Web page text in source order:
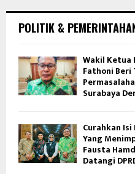
POLITIK &
Wakil Ketua
Fathoni
Surabaya
Curahkan
Yang
Fausta
Datangi